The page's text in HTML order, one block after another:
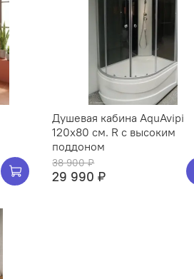
Душевая кабина AquAvipi
120х80 см. R с высоким
поддоном
38 900 ₽
29 990 ₽